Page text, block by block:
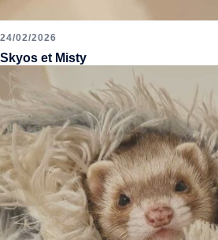
24/02/2026
Skyos et Misty